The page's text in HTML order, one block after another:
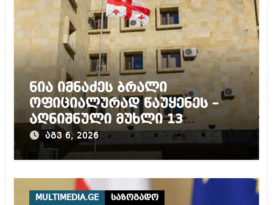
ნია იმნაძეს ბრალი
ოფიციალურად წაუყენეს –
აღნიშნული მუხლი 13
წლამდე პატიმრობას
ითვალისწინებს
აგვ 6, 2026
MULTIMEDIA.GE საზოგადო